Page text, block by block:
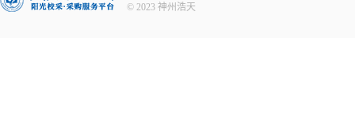
© 2023 神州浩天